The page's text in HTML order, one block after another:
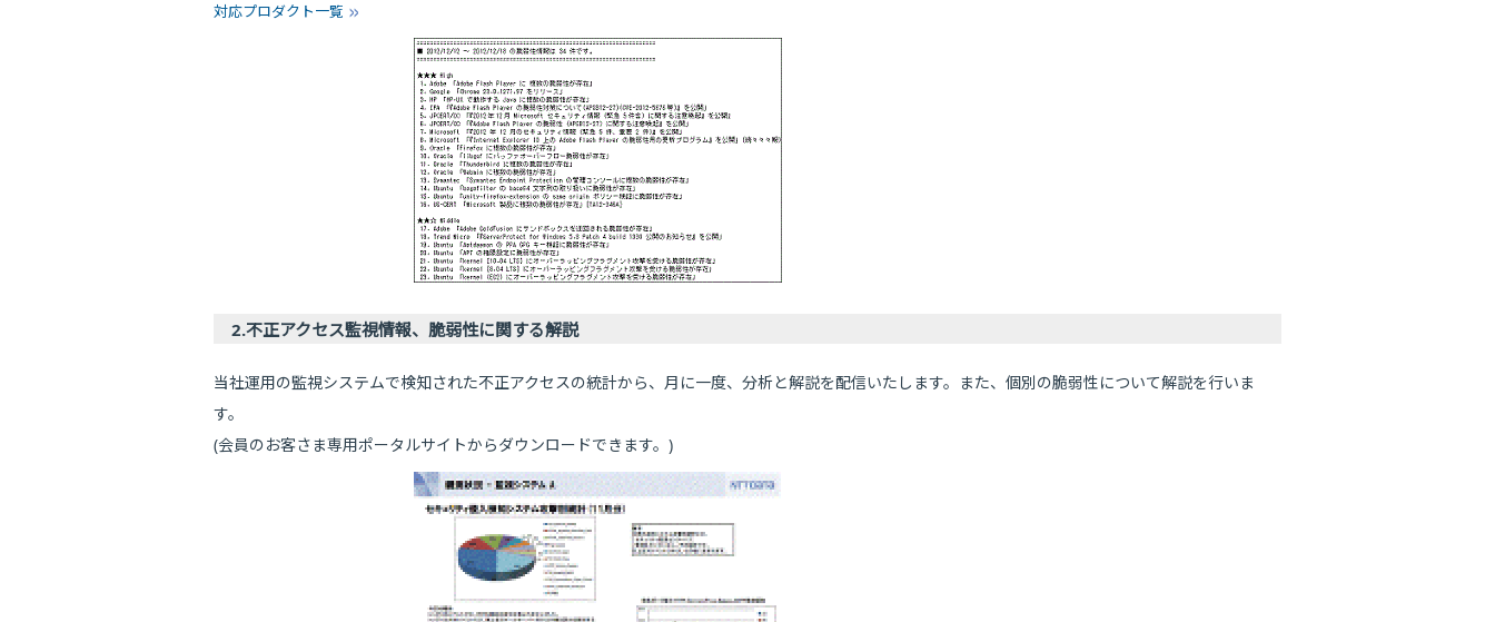
対応プロダクト一覧
2.不正アクセス監視情報、脆弱性に関する解説
当社運用の監視システムで検知された不正アクセスの統計から、月に一度、分析と解説を配信いたします。また、個別の脆弱性について解説を行いま
す。
(会員のお客さま専用ポータルサイトからダウンロードできます。)